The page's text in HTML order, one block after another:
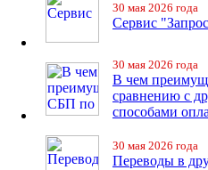
30 мая 2026 года
Сервис
30 мая 2026 года
В чем
сравнению с
способами
30 мая 2026 года
Переводы в